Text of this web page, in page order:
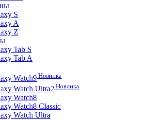
S
A
Z
Tab S
Tab A
Watch9 Новинка
Watch Ultra2 Новинка
Watch8
Watch8 Classic
Watch Ultra